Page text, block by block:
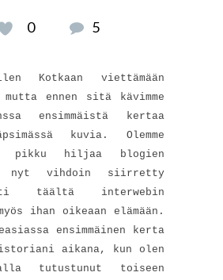
0 5
Kotkaan viettämään
ennen sitä kävimme
ensimmäistä kertaa
kuvia. Olemme
pikku hiljaa blogien
nyt vihdoin siirretty
täältä interwebin
ihan oikeaan elämään.
ensimmäinen kerta
aikana, kun olen
tutustunut toiseen